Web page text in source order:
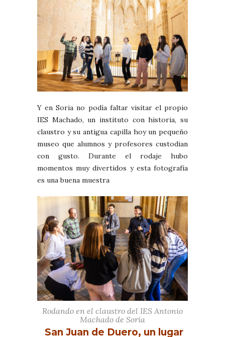
Y en Soria no podía faltar visitar el propio
IES Machado, un instituto con historia, su
claustro y su antigua capilla hoy un pequeño
museo que alumnos y profesores custodian
con gusto. Durante el rodaje hubo
momentos muy divertidos y esta fotografía
es una buena muestra
Rodando en el claustro del IES Antonio
Machado de Soria
San Juan de Duero, un lugar